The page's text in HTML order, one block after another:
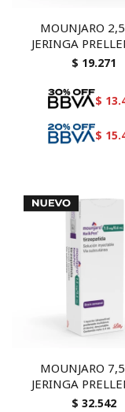
MOUNJARO
JERINGA
$ 19.271
$
$
MOUNJARO
JERINGA
$ 32.542